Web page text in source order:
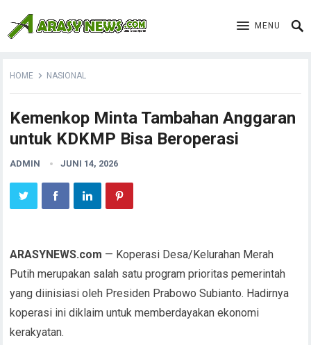
MENU
HOME NASIONAL
Kemenkop Minta Tambahan Anggaran
untuk KDKMP Bisa Beroperasi
ADMIN JUNI 14, 2026
ARASYNEWS.com — Koperasi Desa/Kelurahan Merah
Putih merupakan salah satu program prioritas pemerintah
yang diinisiasi oleh Presiden Prabowo Subianto. Hadirnya
koperasi ini diklaim untuk memberdayakan ekonomi
kerakyatan.